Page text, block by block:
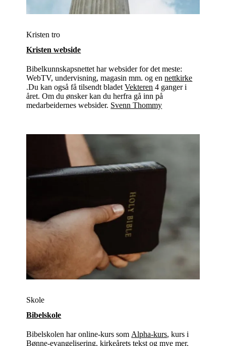
Kristen tro
Kristen webside
Bibelkunnskapsnettet har websider for det meste:
WebTV, undervisning, magasin mm. og ennettkirke
.Du kan også få tilsendt bladetVekteren 4 ganger i
året. Om du ønsker kan du herfra gå inn på
medarbeidernes websider. Svenn Thommy
Skole
Bibelskole
Bibelskolen har online-kurs som Alpha-kurs, kurs i
Bønne-evangelisering, kirkeårets tekst og mye mer.